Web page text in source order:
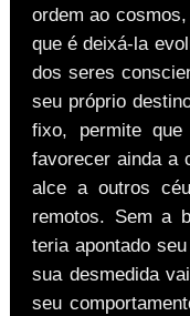
ordem ao
que é deixá-la
dos seres
seu próprio
fixo, permite
favorecer ainda a
alce a outros
remotos. Sem a
teria apontado
sua desmedida
seu